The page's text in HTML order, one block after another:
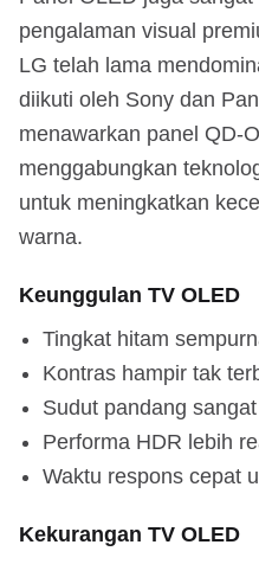
pengalaman visual
LG telah lama
diikuti oleh Sony dan
menawarkan panel QD-
menggabungkan
untuk meningkatkan
warna.
Keunggulan TV OLED
Tingkat hitam
Kontras hampir tak
Sudut pandang
Performa HDR lebih
Waktu respons cepat
Kekurangan TV OLED